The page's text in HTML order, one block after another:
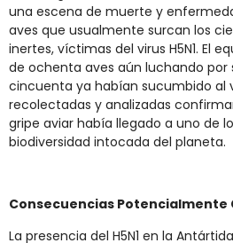
una escena de muerte y
aves que usualmente surcan los
inertes, víctimas del virus H5N1. El
de ochenta aves aún luchando por
cincuenta ya habían sucumbido al
recolectadas y analizadas
gripe aviar había llegado a uno de
biodiversidad intocada del planeta.
Consecuencias
La presencia del H5N1 en la